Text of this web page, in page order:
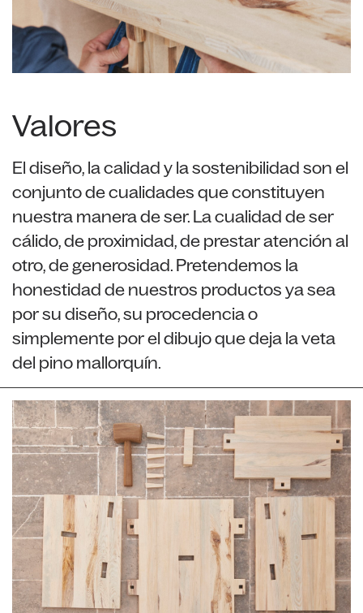
Valores
El diseño, la calidad y la sostenibilidad son el
conjunto de cualidades que constituyen
nuestra manera de ser. La cualidad de ser
cálido, de proximidad, de prestar atención al
otro, de generosidad. Pretendemos la
honestidad de nuestros productos ya sea
por su diseño, su procedencia o
simplemente por el dibujo que deja la veta
del pino mallorquín.